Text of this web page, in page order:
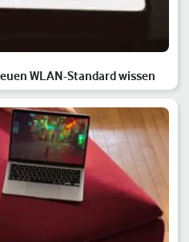
WLAN-Standard wissen